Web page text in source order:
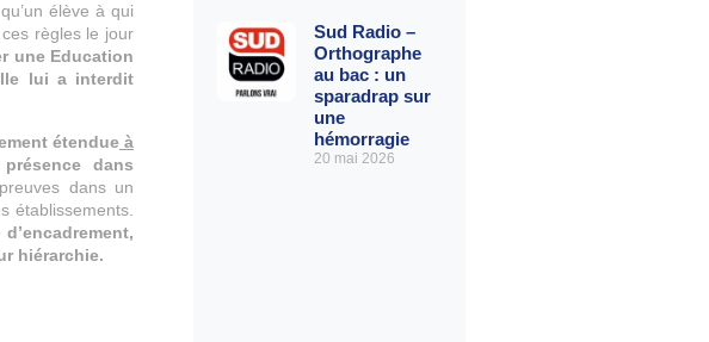
élève à qui
règles le jour
une Education
lui a interdit
étendueà
dans
dans un
établissements.
hiérarchie.
Sud Radio –
Orthographe
au bac : un
sparadrap sur
une
hémorragie
20 mai 2026